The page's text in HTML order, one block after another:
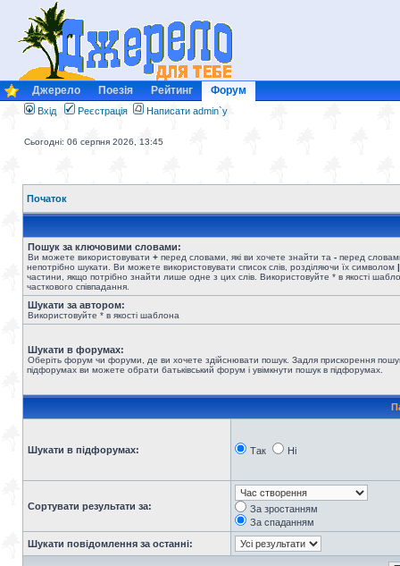
Джерело Поезія Рейтинг Форум
Вхід Реєстрація Написати admin`у
Сьогодні: 06 серпня 2026, 13:45
Початок
Пошук за ключовими словами:
Ви можете використовувати + перед словами, які ви хочете знайти та - перед
непотрібно шукати. Ви можете використовувати список слів, розділяючи їх символом |
частини, якщо потрібно знайти лише одне з цих слів. Використовуйте * в якості
часткового співпадання.
Шукати за автором:
Використовуйте * в якості шаблона
Шукати в форумах:
Оберіть форум чи форуми, де ви хочете здійснювати пошук. Задля прискорення
підфорумах ви можете обрати батьківський форум і увімкнути пошук в підфорумах.
Шукати в підфорумах: Так Ні
Сортувати результати за:
За зростанням
За спаданням
Шукати повідомлення за останні: